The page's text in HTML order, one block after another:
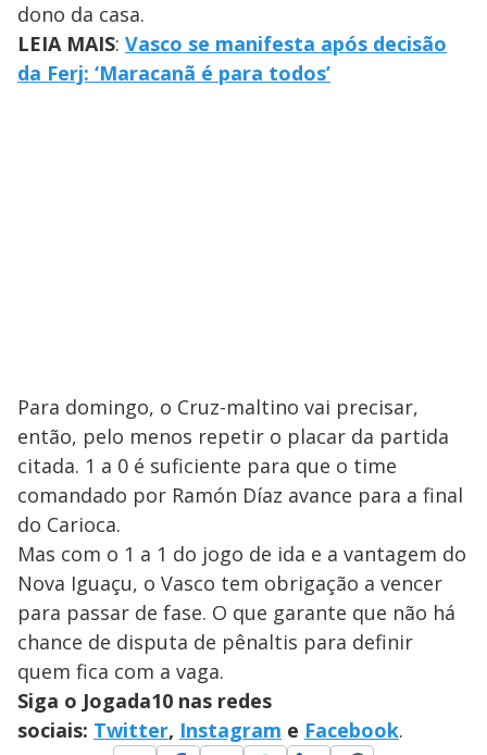
dono da casa.
LEIA MAIS: Vasco se manifesta após decisão
da Ferj: ‘Maracanã é para todos’
Para domingo, o Cruz-maltino vai precisar,
então, pelo menos repetir o placar da partida
citada. 1 a 0 é suficiente para que o time
comandado por Ramón Díaz avance para a final
do Carioca.
Mas com o 1 a 1 do jogo de ida e a vantagem do
Nova Iguaçu, o Vasco tem obrigação a vencer
para passar de fase. O que garante que não há
chance de disputa de pênaltis para definir
quem fica com a vaga.
Siga o Jogada10 nas redes
sociais: Twitter, Instagram e Facebook.